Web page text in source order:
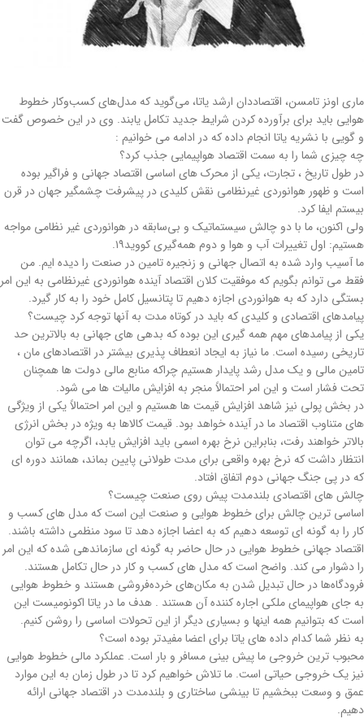
ماری اونز تامسن، اقتصاددان ارشد یاتا، می‌گوید که مدل‌های کسب‌وکار خطوط
هوایی باید برای برآورده کردن شرایط جدید تکامل یابند. وی در این خصوص گفت
و گویی با نشریه یاتا انجام داده که در ادامه می خوانیم :
چه چیزی شما را به سمت اقتصاد هواپیمایی جذب کرد؟
در طول تاریخ ، تجارت، یکی از محرک های اساسی اقتصاد جهانی و فراگیر بوده
است و ظهور هوانوردی غیرنظامی نقش کلیدی در پیشرفت چشمگیر جهان در قرن
بیستم ایفا کرد.
ولی اکنون، ما با دو چالش سیستماتیک و بی‌سابقه در هوانوردی غیر نظامی مواجه
هستیم: اول تغییرات آب و هوا و دوم همه‌گیری کووید۱۹.
ما آسیب وارد شده به اتصال جهانی و زنجیره تامین در صنعت را دیده ایم. من
فقط می توانم بگویم که موفقیت کلان اقتصاد آینده هوانوردی غیرنظامی به این امر
بستگی دارد که به هوانوردی اجازه دهیم تا پتانسیل کامل خود را به کار گیرد.
پیامدهای اقتصادی و کلیدی که باید در کوتاه مدت به آنها توجه کرد چیست؟
یکی از پیامدهای مهم همه گیری این بوده که بدهی های جهانی به بالاترین حد
تاریخی رسیده است. ما نیاز به ایجاد انعطاف پذیری بیشتر در اقتصادهای مان ،
تامین مالی و یک مدل رشد پایدار هستیم چراکه منابع مالی دولت ها همچنان
تحت فشار است و این امر احتمالاً منجر به افزایش مالیات ها می شود.
در بخش پولی نیز شاهد افزایش قیمت ها هستیم و این امر احتمالاً یکی از ویژگی
های متناوب اقتصاد ما در آینده خواهد بود. قیمت کالاها به ویژه در بخش انرژی
بالاتر خواهند رفت، بنابراین نرخ بهره اسمی باید افزایش یابد، اگرچه می توان
انتظار داشت که نرخ بهره واقعی برای مدت طولانی پایین بماند، همانند دوره ای
که در پی جنگ جهانی دوم اتفاق افتاد.
چالش های اقتصادی بلندمدت پیش روی صنعت چیست؟
اساسی ترین چالش برای خطوط هوایی و صنعت این است که مدل های کسب و
کار را به گونه ای توسعه دهیم که به اعضا اجازه دهد تا سود منظمی داشته باشند.
اقتصاد جهانی خطوط هوایی در حال حاضر به گونه ای سازماندهی شده که این امر
را دشوار می کند. واضح است که مدل های کسب و کار در حال تکامل هستند.
فرودگاه‌ها در حال تبدیل شدن به مکان‌های خرده‌فروشی هستند و خطوط هوایی
به جای هواپیمای ملکی اجاره کننده آن هستند . هدف ما در یاتا اکونومیست این
است که بتوانیم همه اینها و بسیاری دیگر از این تحولات اساسی را روشن کنیم.
به نظر شما کدام داده های یاتا برای اعضا مفیدتر بوده است؟
محبوب ترین خروجی ما پیش بینی مسافر و بار است. عملکرد مالی خطوط هوایی
نیز یک خروجی حیاتی است. ما تلاش خواهیم کرد تا در طول زمان به این موارد
عمق و وسعت ببخشیم تا بینشی ساختاری و بلندمدت در اقتصاد جهانی ارائه
دهیم.